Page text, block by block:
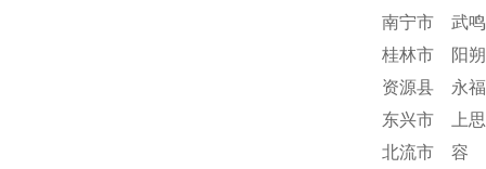
南宁市 武
桂林市 阳
资源县 永
东兴市 上
北流市 容